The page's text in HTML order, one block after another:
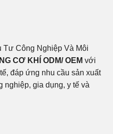
Công Nghiệp Và Môi
CƠ KHÍ ODM/ OEM với
đáp ứng nhu cầu sản xuất
nghiệp, gia dụng, y tế và